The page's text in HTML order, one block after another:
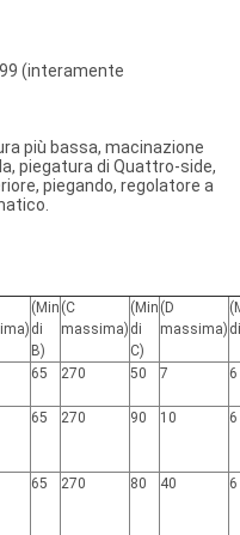
(interamente
più bassa, macinazione
piegatura di Quattro-side,
piegando, regolatore a
(Min
di
B)
(C
massima)
(Min
di
C)
(D
massima)
65 270 50 7 6
65 270 90 10 6
65 270 80 40 6